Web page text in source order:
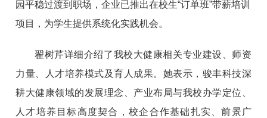
园平稳过渡到职场，企业已推出在校生“订单班”带薪培训
项目，为学生提供系统化实践机会。
翟树芹详细介绍了我校大健康相关专业建设、师资
力量、人才培养模式及育人成果。她表示，骏丰科技深
耕大健康领域的发展理念、产业布局与我校办学定位、
人才培养目标高度契合，校企合作基础扎实、前景广